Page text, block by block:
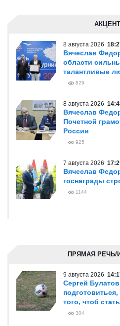
8 августа 2026
Вячеслав
области
талантливые
829
8 августа 2026
Вячеслав
Почетной
России
925
7 августа 2026
Вячеслав
госнаграды
1144
ПРЯМАЯ РЕЧЬ/
9 августа 2026
Сергей
того, чтоб
304